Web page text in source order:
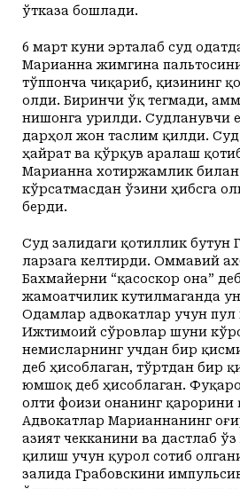
ўтказа бошлади.
6 март куни эрталаб суд
Марианна жимгина
тўппонча чиқариб, қизининг
олди. Биринчи ўқ тегмади,
нишонга урилди. Судланувчи
дарҳол жон таслим қилди.
ҳайрат ва қўрқув аралаш
Марианна хотиржамлик
кўрсатмасдан ўзини ҳибсга
берди.
Суд залидаги қотиллик бутун
ларзага келтирди. Оммавий
Бахмайерни “қасоскор она”
жамоатчилик кутилмаганда
Одамлар адвокатлар учун
Ижтимоий сўровлар шуни
немисларнинг учдан бир
деб ҳисоблаган, тўртдан бир
юмшоқ деб ҳисоблаган.
олти фоизи онанинг қарорини
Адвокатлар Марианнанинг
азият чекканини ва дастлаб
қилиш учун қурол сотиб
залида Грабовскини